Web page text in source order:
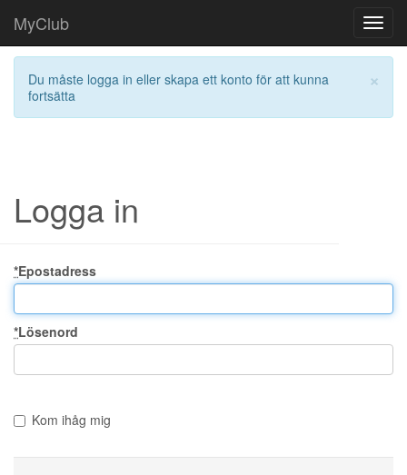
MyClub
×
Du måste logga in eller skapa ett konto för att kunna
fortsätta
Logga in
*Epostadress
*Lösenord
Kom ihåg mig